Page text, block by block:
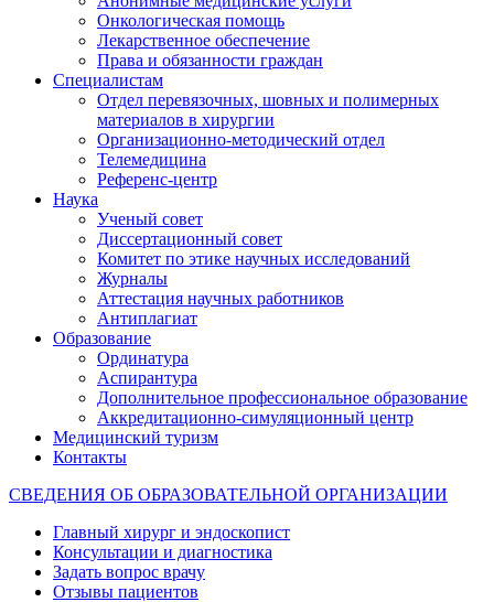
Онкологическая помощь
Лекарственное обеспечение
Права и обязанности граждан
Специалистам
Отдел перевязочных, шовных и полимерных
материалов в хирургии
Организационно-методический отдел
Телемедицина
Референс-центр
Наука
Ученый совет
Диссертационный совет
Комитет по этике научных исследований
Журналы
Аттестация научных работников
Антиплагиат
Образование
Ординатура
Аспирантура
Дополнительное профессиональное образование
Аккредитационно-симуляционный центр
Медицинский туризм
Контакты
СВЕДЕНИЯ ОБ ОБРАЗОВАТЕЛЬНОЙ ОРГАНИЗАЦИИ
Главный хирург и эндоскопист
Консультации и диагностика
Задать вопрос врачу
Отзывы пациентов